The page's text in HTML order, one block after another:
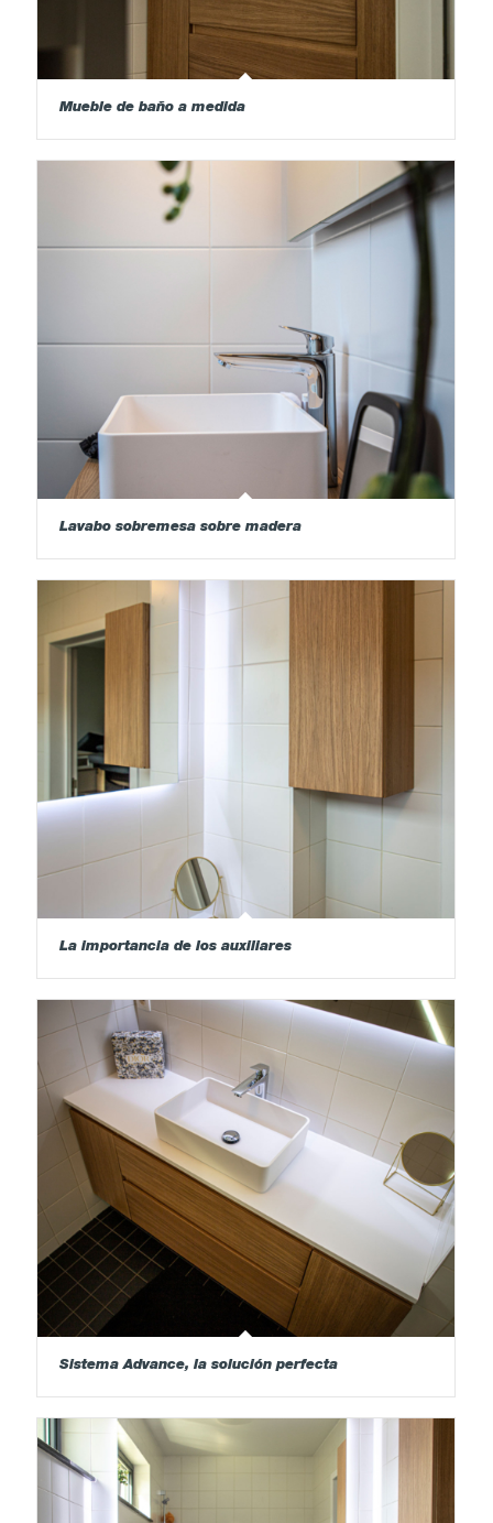
Mueble de baño a medida
Lavabo sobremesa sobre madera
La importancia de los auxiliares
Sistema Advance, la solución perfecta